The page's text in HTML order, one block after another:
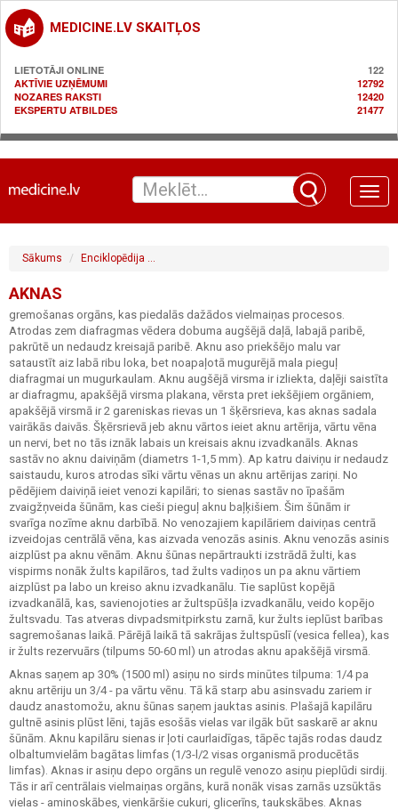
MEDICINE.LV SKAITĻOS
LIETOTĀJI ONLINE
122
AKTĪVIE UZŅĒMUMI
12792
NOZARES RAKSTI
12420
EKSPERTU ATBILDES
21477
Toggle
Sākums Enciklopēdija
AKNAS
gremošanas orgāns, kas piedalās dažādos vielmaiņas procesos.
Atrodas zem diafragmas vēdera dobuma augšējā daļā, labajā paribē,
pakrūtē un nedaudz kreisajā paribē. Aknu aso priekšējo malu var
sataustīt aiz labā ribu loka, bet noapaļotā mugurējā mala pieguļ
diafragmai un mugurkaulam. Aknu augšējā virsma ir izliekta, daļēji saistīta
ar diafragmu, apakšējā virsma plakana, vērsta pret iekšējiem orgāniem,
apakšējā virsmā ir 2 gareniskas rievas un 1 šķērsrieva, kas aknas sadala
vairākās daivās. Šķērsrievā jeb aknu vārtos ieiet aknu artērija, vārtu vēna
un nervi, bet no tās iznāk labais un kreisais aknu izvadkanāls. Aknas
sastāv no aknu daiviņām (diametrs 1-1,5 mm). Ap katru daiviņu ir nedaudz
saistaudu, kuros atrodas sīki vārtu vēnas un aknu artērijas zariņi. No
pēdējiem daiviņā ieiet venozi kapilāri; to sienas sastāv no īpašām
zvaigžņveida šūnām, kas cieši pieguļ aknu baļķišiem. Šim šūnām ir
svarīga nozīme aknu darbībā. No venozajiem kapilāriem daiviņas centrā
izveidojas centrālā vēna, kas aizvada venozās asinis. Aknu venozās asinis
aizplūst pa aknu vēnām. Aknu šūnas nepārtraukti izstrādā žulti, kas
vispirms nonāk žults kapilāros, tad žults vadiņos un pa aknu vārtiem
aizplūst pa labo un kreiso aknu izvadkanālu. Tie saplūst kopējā
izvadkanālā, kas, savienojoties ar žultspūšļa izvadkanālu, veido kopējo
žultsvadu. Tas atveras divpadsmitpirkstu zarnā, kur žults ieplūst barības
sagremošanas laikā. Pārējā laikā tā sakrājas žultspūslī (vesica fellea), kas
ir žults rezervuārs (tilpums 50-60 ml) un atrodas aknu apakšējā virsmā.
Aknas saņem ap 30% (1500 ml) asiņu no sirds minūtes tilpuma: 1/4 pa
aknu artēriju un 3/4 - pa vārtu vēnu. Tā kā starp abu asinsvadu zariem ir
daudz anastomožu, aknu šūnas saņem jauktas asinis. Plašajā kapilāru
gultnē asinis plūst lēni, tajās esošās vielas var ilgāk būt saskarē ar aknu
šūnām. Aknu kapilāru sienas ir ļoti caurlaidīgas, tāpēc tajās rodas daudz
olbaltumvielām bagātas limfas (1/3-l/2 visas organismā producētās
limfas). Aknas ir asiņu depo orgāns un regulē venozo asiņu pieplūdi sirdij.
Tās ir arī centrālais vielmaiņas orgāns, kurā nonāk visas zarnās uzsūktās
vielas - aminoskābes, vienkāršie cukuri, glicerīns, taukskābes. Aknas